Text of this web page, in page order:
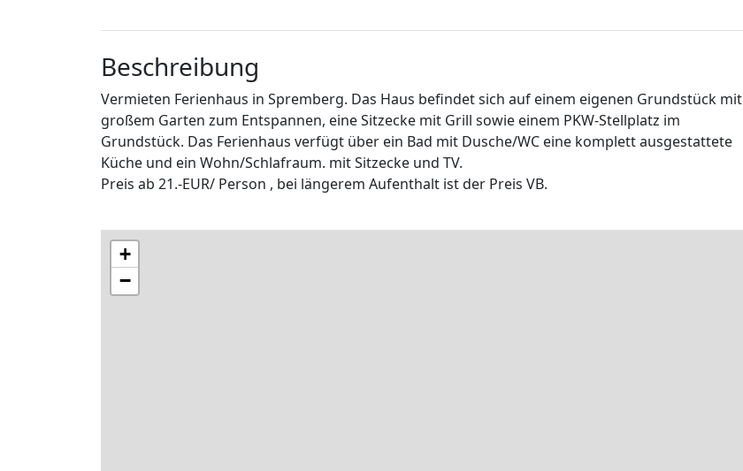
Beschreibung
Vermieten Ferienhaus in Spremberg. Das Haus befindet sich auf einem eigenen Grundstück mit
großem Garten zum Entspannen, eine Sitzecke mit Grill sowie einem PKW-Stellplatz im
Grundstück. Das Ferienhaus verfügt über ein Bad mit Dusche/WC eine komplett ausgestattete
Küche und ein Wohn/Schlafraum. mit Sitzecke und TV.
Preis ab 21.-EUR/ Person , bei längerem Aufenthalt ist der Preis VB.
+
−